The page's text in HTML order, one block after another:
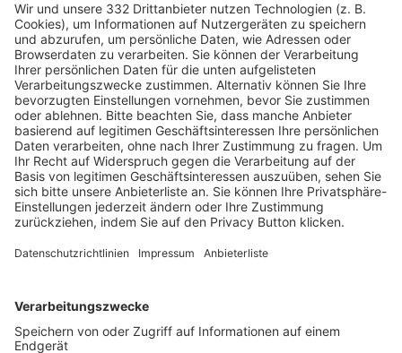
HÄUFIG BESUCHTE SEITEN
Pässe und Vereinswechsel
Trainerausbildung
Schulungsangebot Vereinsmitarbeiter
BFV-Geschäftsstellen
Trainerbörse
Login SpielPlus
FOLGE DEM BFV
TOP-VEREINE